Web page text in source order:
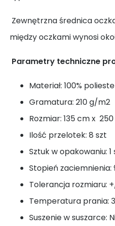
Zewnętrzna średnica
między oczkami wynosi
Parametry techniczne
Materiał: 100%
Gramatura: 210 g/m2
Rozmiar: 135 cm x
Ilość przelotek: 8 szt
Sztuk w opakowaniu: 1
Stopień zaciemnienia:
Tolerancja rozmiaru:
Temperatura prania:
Suszenie w suszarce: